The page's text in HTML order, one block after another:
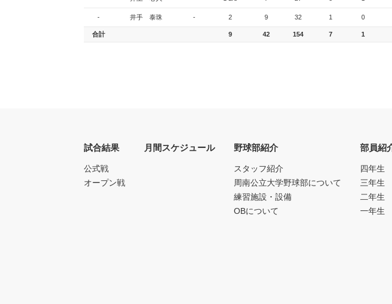
- 井手 泰珠 - 2 9 32 1 0
合計 9 42 154 7 1
試合結果
公式戦
オープン戦
月間スケジュール 野球部紹介
スタッフ紹介
周南公立大学野球部について
練習施設・設備
OBについて
部員紹
四年生
三年生
二年生
一年生